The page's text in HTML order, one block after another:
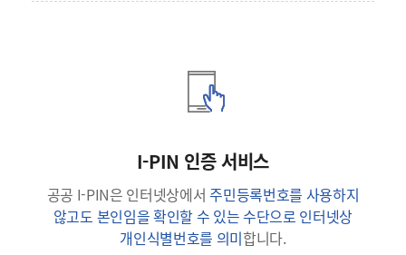
I-PIN 인증 서비스
공공 I-PIN은 인터넷상에서주민등록번호를 사용하지
않고도 본인임을 확인할 수 있는 수단으로 인터넷상
개인식별번호를 의미합니다.